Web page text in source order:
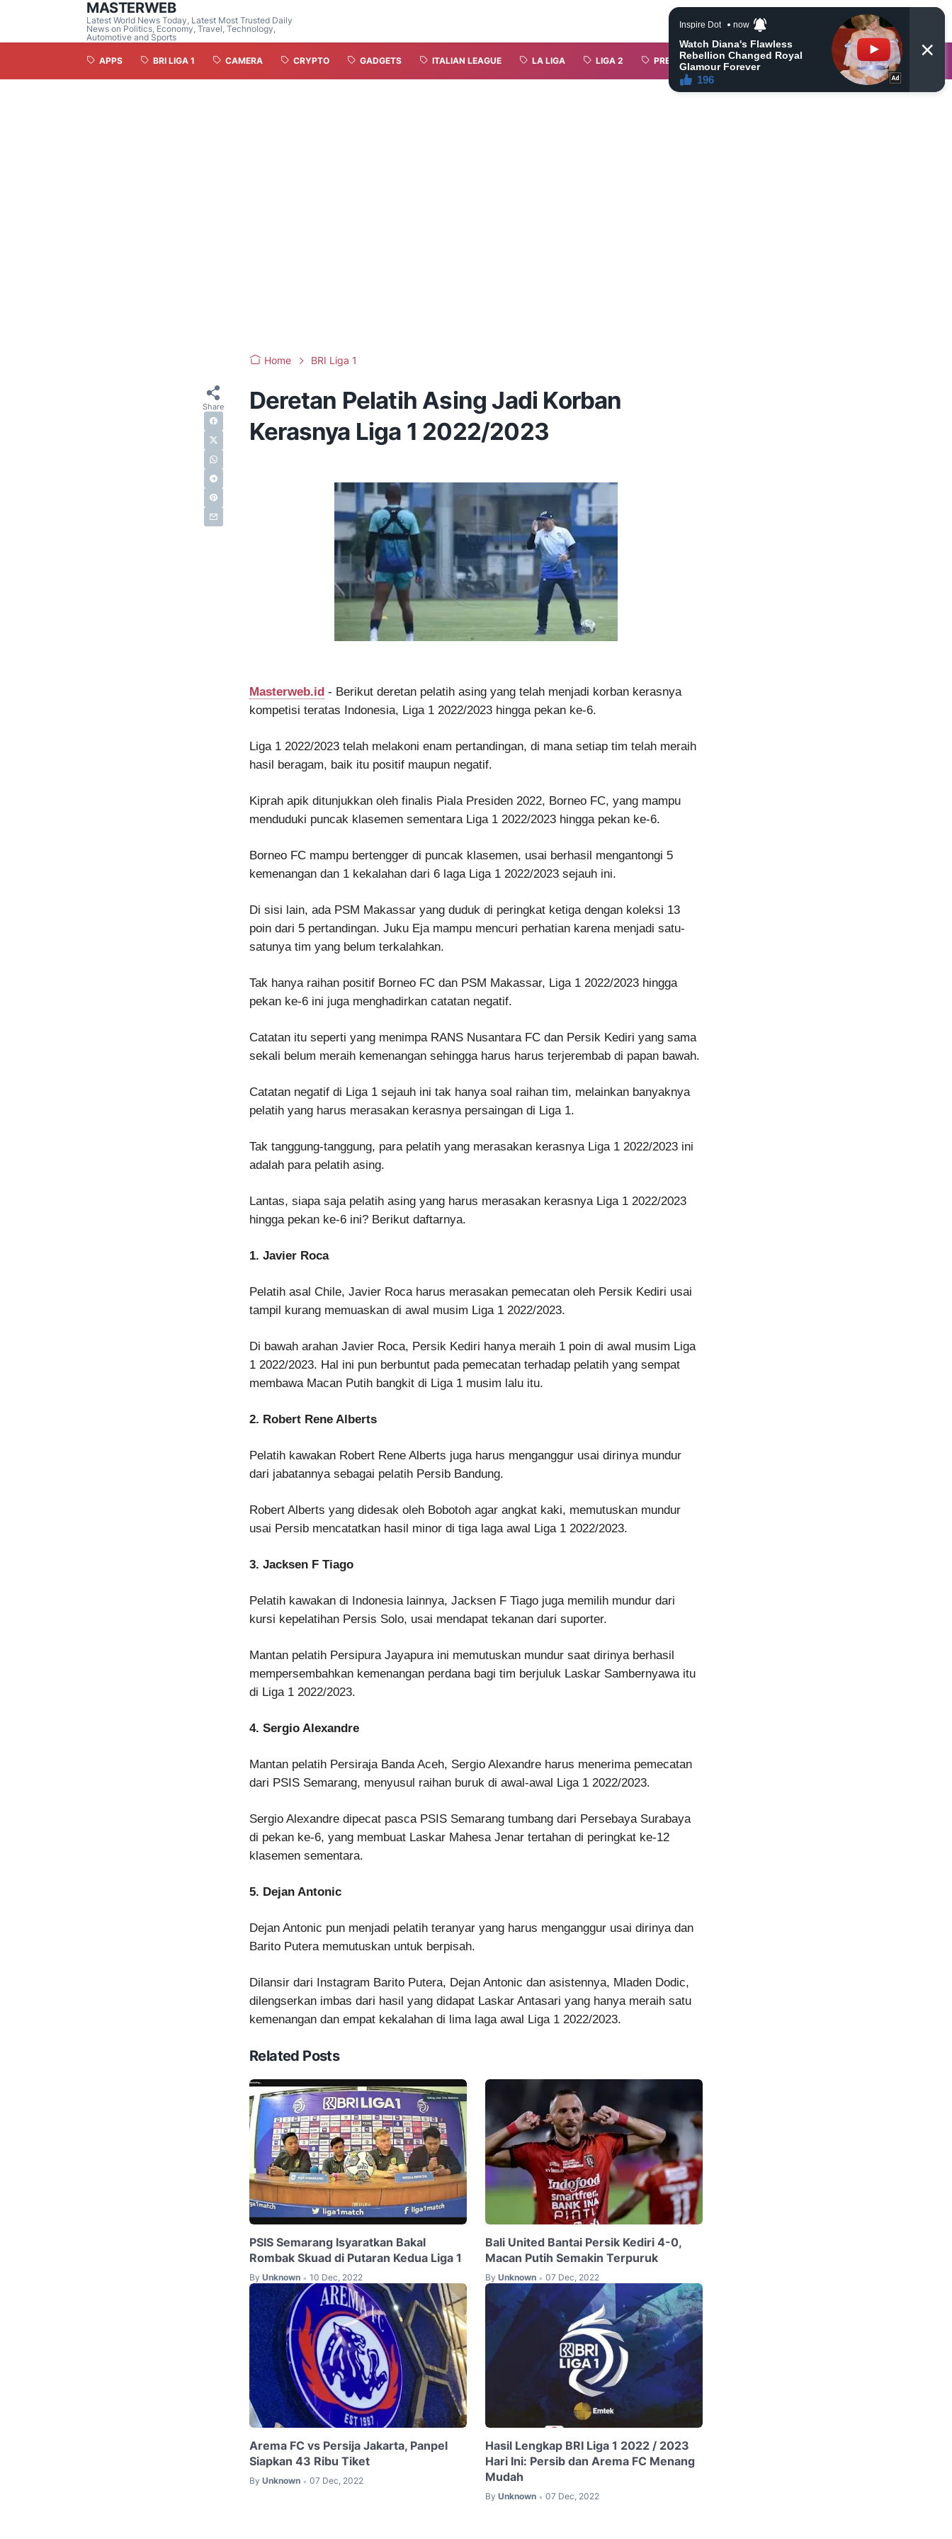
MASTERWEB
Latest World News Today, Latest Most Trusted Daily
News on Politics, Economy, Travel, Technology,
Automotive and Sports
APPS BRI LIGA 1 CAMERA CRYPTO GADGETS ITALIAN LEAGUE LA LIGA LIGA 2 PREMIER LEAGUE SAHAM
Home BRI Liga 1
Deretan Pelatih Asing Jadi Korban
Kerasnya Liga 1 2022/2023
Masterweb.id - Berikut deretan pelatih asing yang telah menjadi korban kerasnya
kompetisi teratas Indonesia, Liga 1 2022/2023 hingga pekan ke-6.
Liga 1 2022/2023 telah melakoni enam pertandingan, di mana setiap tim telah meraih
hasil beragam, baik itu positif maupun negatif.
Kiprah apik ditunjukkan oleh finalis Piala Presiden 2022, Borneo FC, yang mampu
menduduki puncak klasemen sementara Liga 1 2022/2023 hingga pekan ke-6.
Borneo FC mampu bertengger di puncak klasemen, usai berhasil mengantongi 5
kemenangan dan 1 kekalahan dari 6 laga Liga 1 2022/2023 sejauh ini.
Di sisi lain, ada PSM Makassar yang duduk di peringkat ketiga dengan koleksi 13
poin dari 5 pertandingan. Juku Eja mampu mencuri perhatian karena menjadi satu-
satunya tim yang belum terkalahkan.
Tak hanya raihan positif Borneo FC dan PSM Makassar, Liga 1 2022/2023 hingga
pekan ke-6 ini juga menghadirkan catatan negatif.
Catatan itu seperti yang menimpa RANS Nusantara FC dan Persik Kediri yang sama
sekali belum meraih kemenangan sehingga harus harus terjerembab di papan bawah.
Catatan negatif di Liga 1 sejauh ini tak hanya soal raihan tim, melainkan banyaknya
pelatih yang harus merasakan kerasnya persaingan di Liga 1.
Tak tanggung-tanggung, para pelatih yang merasakan kerasnya Liga 1 2022/2023 ini
adalah para pelatih asing.
Lantas, siapa saja pelatih asing yang harus merasakan kerasnya Liga 1 2022/2023
hingga pekan ke-6 ini? Berikut daftarnya.
1. Javier Roca
Pelatih asal Chile, Javier Roca harus merasakan pemecatan oleh Persik Kediri usai
tampil kurang memuaskan di awal musim Liga 1 2022/2023.
Di bawah arahan Javier Roca, Persik Kediri hanya meraih 1 poin di awal musim Liga
1 2022/2023. Hal ini pun berbuntut pada pemecatan terhadap pelatih yang sempat
membawa Macan Putih bangkit di Liga 1 musim lalu itu.
2. Robert Rene Alberts
Pelatih kawakan Robert Rene Alberts juga harus menganggur usai dirinya mundur
dari jabatannya sebagai pelatih Persib Bandung.
Robert Alberts yang didesak oleh Bobotoh agar angkat kaki, memutuskan mundur
usai Persib mencatatkan hasil minor di tiga laga awal Liga 1 2022/2023.
3. Jacksen F Tiago
Pelatih kawakan di Indonesia lainnya, Jacksen F Tiago juga memilih mundur dari
kursi kepelatihan Persis Solo, usai mendapat tekanan dari suporter.
Mantan pelatih Persipura Jayapura ini memutuskan mundur saat dirinya berhasil
mempersembahkan kemenangan perdana bagi tim berjuluk Laskar Sambernyawa itu
di Liga 1 2022/2023.
4. Sergio Alexandre
Mantan pelatih Persiraja Banda Aceh, Sergio Alexandre harus menerima pemecatan
dari PSIS Semarang, menyusul raihan buruk di awal-awal Liga 1 2022/2023.
Sergio Alexandre dipecat pasca PSIS Semarang tumbang dari Persebaya Surabaya
di pekan ke-6, yang membuat Laskar Mahesa Jenar tertahan di peringkat ke-12
klasemen sementara.
5. Dejan Antonic
Dejan Antonic pun menjadi pelatih teranyar yang harus menganggur usai dirinya dan
Barito Putera memutuskan untuk berpisah.
Dilansir dari Instagram Barito Putera, Dejan Antonic dan asistennya, Mladen Dodic,
dilengserkan imbas dari hasil yang didapat Laskar Antasari yang hanya meraih satu
kemenangan dan empat kekalahan di lima laga awal Liga 1 2022/2023.
Related Posts
PSIS Semarang Isyaratkan Bakal
Rombak Skuad di Putaran Kedua Liga 1
By Unknown • 10 Dec, 2022
Bali United Bantai Persik Kediri 4-0,
Macan Putih Semakin Terpuruk
By Unknown • 07 Dec, 2022
Arema FC vs Persija Jakarta, Panpel
Siapkan 43 Ribu Tiket
By Unknown • 07 Dec, 2022
Hasil Lengkap BRI Liga 1 2022 / 2023
Hari Ini: Persib dan Arema FC Menang
Mudah
By Unknown • 07 Dec, 2022